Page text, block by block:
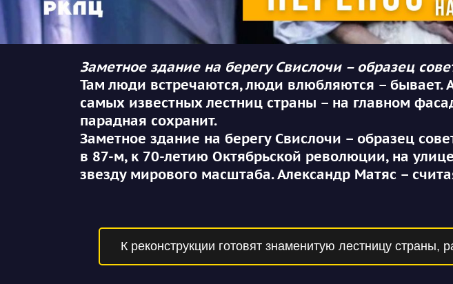
Заметное здание на берегу Свислочи – образец
Там люди встречаются, люди влюбляются – бывает.
самых известных лестниц страны – на главном
парадная сохранит.
Заметное здание на берегу Свислочи – образец
в 87-м, к 70-летию Октябрьской революции, на
звезду мирового масштаба. Александр Матяс –
К реконструкции готовят знаменитую лестницу